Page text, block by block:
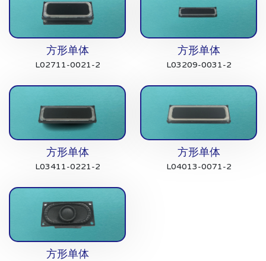
方形单体
L02711-0021-2
方形单体
L03209-0031-2
方形单体
L03411-0221-2
方形单体
L04013-0071-2
方形单体